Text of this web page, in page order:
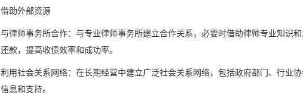
借助外部资源
与律师事务所合作：与专业律师事务所建立合作关系，必要时借助律师专业知识
还款，提高收债效率和成功率。
利用社会关系网络：在长期经营中建立广泛社会关系网络，包括政府部门、行业
信息和支持。